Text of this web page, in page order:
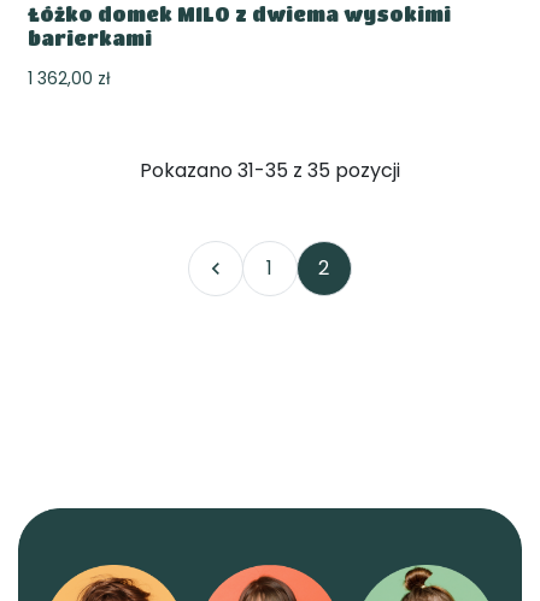
Łóżko domek MILO z dwiema wysokimi
barierkami
1 362,00 zł
Pokazano 31-35 z 35 pozycji
 1 2